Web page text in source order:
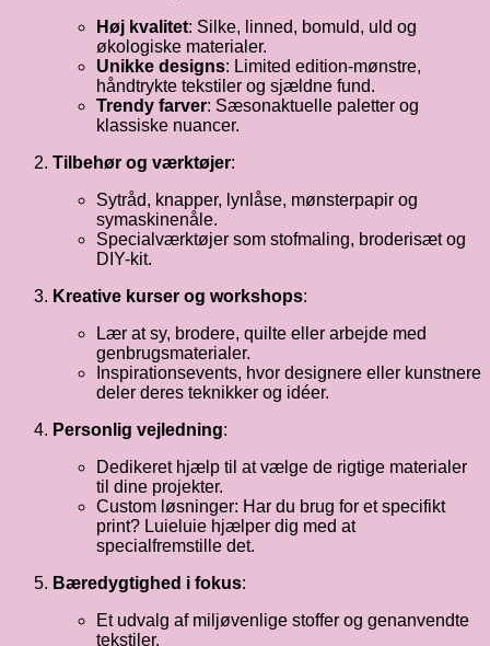
Høj kvalitet: Silke, linned, bomuld, uld og
økologiske materialer.
Unikke designs: Limited edition-mønstre,
håndtrykte tekstiler og sjældne fund.
Trendy farver: Sæsonaktuelle paletter og
klassiske nuancer.
Tilbehør og værktøjer:
Sytråd, knapper, lynlåse, mønsterpapir og
symaskinenåle.
Specialværktøjer som stofmaling, broderisæt og
DIY-kit.
Kreative kurser og workshops:
Lær at sy, brodere, quilte eller arbejde med
genbrugsmaterialer.
Inspirationsevents, hvor designere eller kunstnere
deler deres teknikker og idéer.
Personlig vejledning:
Dedikeret hjælp til at vælge de rigtige materialer
til dine projekter.
Custom løsninger: Har du brug for et specifikt
print? Luieluie hjælper dig med at
specialfremstille det.
Bæredygtighed i fokus:
Et udvalg af miljøvenlige stoffer og genanvendte
tekstiler.